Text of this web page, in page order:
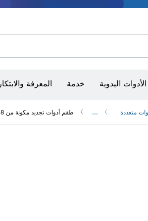
الأدوات اليدوية خدمة المعرفة والابتكار
متعددة ... طقم أدوات تجديد مكونة من 8 قطع للأدوات المتعددة